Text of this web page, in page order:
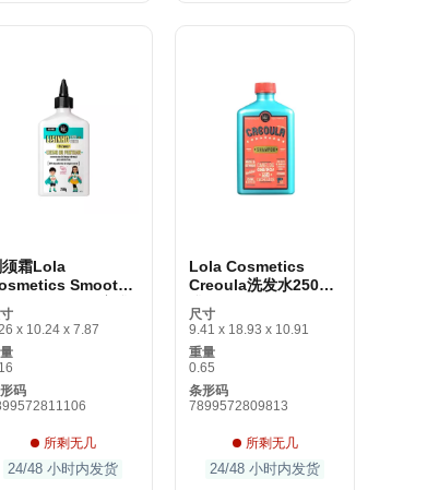
须霜Lola
Smooth
Kids 250毫升
x 10.24 x 7.87
码
所剩无几
24/48 小时内发货
Lola Cosmetics
Creoula洗发水250毫
尺寸
9.41 x 18.93 x 10.91
重量
0.65
条形码
7899572809813
所剩无几
24/48 小时内发货